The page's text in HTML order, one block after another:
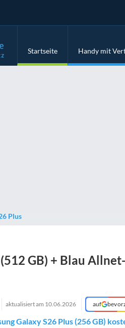
Startseite Handy mit
Plus
GB) + Blau
aktualisiert am 10.06.2026 auf
Galaxy S26 Plus (256 GB)